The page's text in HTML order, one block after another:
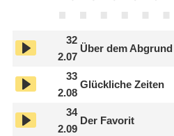
32
2.07
Über dem Abgrund
33
2.08
Glückliche Zeiten
34
2.09
Der Favorit